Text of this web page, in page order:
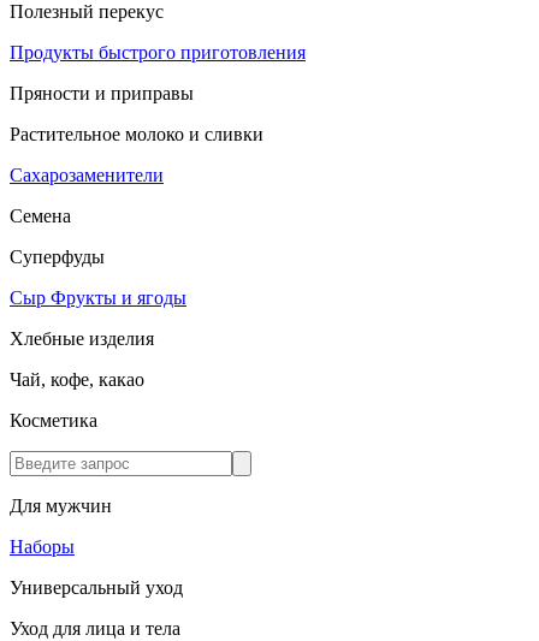
Полезный перекус
Продукты быстрого приготовления
Пряности и приправы
Растительное молоко и сливки
Сахарозаменители
Семена
Суперфуды
Сыр Фрукты и ягоды
Хлебные изделия
Чай, кофе, какао
Косметика
Для мужчин
Наборы
Универсальный уход
Уход для лица и тела